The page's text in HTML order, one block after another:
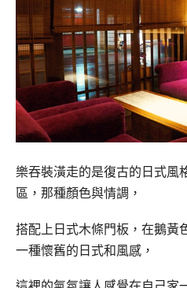
樂吞裝潢走的是復古的日式風
區，那種顏色與情調，
搭配上日式木條門板，在鵝黃
一種懷舊的日式和風感，